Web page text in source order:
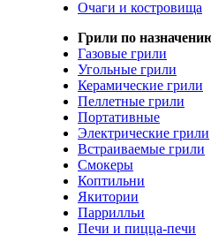
Очаги и костровища
Грили по
Газовые грили
Угольные грили
Керамические грили
Пеллетные грили
Портативные
Электрические грили
Встраиваемые грили
Смокеры
Коптильни
Якитории
Паррилльи
Печи и пицца-печи